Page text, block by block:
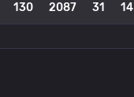
130 2087 31 14